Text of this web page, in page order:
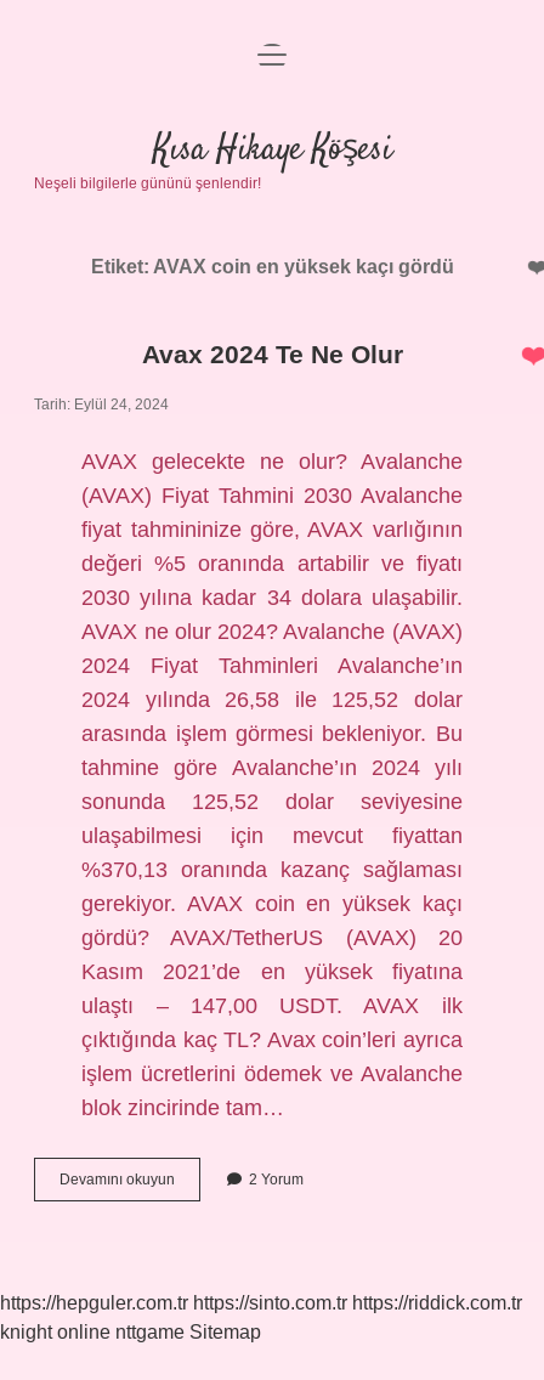
Anasayfa
Gizlilik Politikası
Yasal Uyarı
menüyü
Kısa Hikaye Köşesi
Neşeli bilgilerle gününü şenlendir!
Etiket: AVAX coin en yüksek kaçı gördü
Avax 2024 Te Ne Olur
Tarih: Eylül 24, 2024
AVAX gelecekte ne olur? Avalanche
(AVAX) Fiyat Tahmini 2030 Avalanche
fiyat tahmininize göre, AVAX varlığının
değeri %5 oranında artabilir ve fiyatı
2030 yılına kadar 34 dolara ulaşabilir.
AVAX ne olur 2024? Avalanche (AVAX)
2024 Fiyat Tahminleri Avalanche’ın
2024 yılında 26,58 ile 125,52 dolar
arasında işlem görmesi bekleniyor. Bu
tahmine göre Avalanche’ın 2024 yılı
sonunda 125,52 dolar seviyesine
ulaşabilmesi için mevcut fiyattan
%370,13 oranında kazanç sağlaması
gerekiyor. AVAX coin en yüksek kaçı
gördü? AVAX/TetherUS (AVAX) 20
Kasım 2021’de en yüksek fiyatına
ulaştı – 147,00 USDT. AVAX ilk
çıktığında kaç TL? Avax coin’leri ayrıca
işlem ücretlerini ödemek ve Avalanche
blok zincirinde tam…
Devamını okuyun
2024
2 Yorum
https://hepguler.com.tr https://sinto.com.tr https://riddick.com.tr
knight online nttgame Sitemap